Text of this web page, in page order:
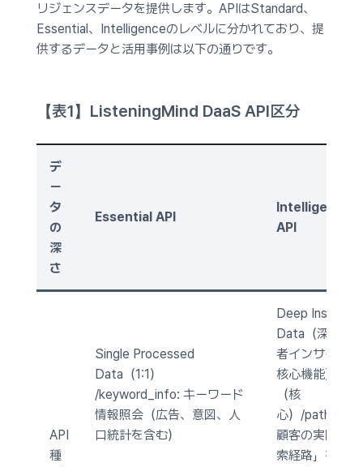
リジェンスデータを提供します。APIはStandard、
Essential、Intelligenceのレベルに分かれており、提
供するデータと活用事例は以下の通りです。
【表1】ListeningMind DaaS API区分
デ
ー
タ
の
深
さ
Essential API
Intelligence
API
API
種
Single Processed
Data（1:1）
/keyword_info: キーワード
情報照会（広告、意図、人
口統計を含む）
Deep Insight
Data（深層消
者インサイト –
核心機能）
（核
心）/
顧客の実際の
索経路」を分析